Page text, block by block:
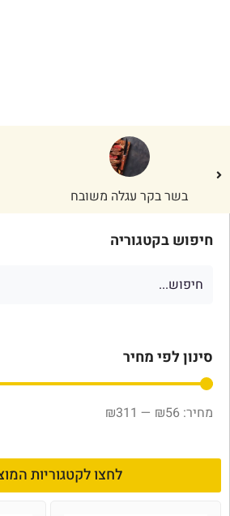
בשר בקר עגלה משובח
חיפוש בקטגוריה
סינון לפי מחיר
₪56
—
₪311
לחצו לקטגוריות